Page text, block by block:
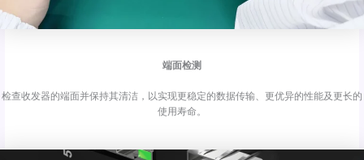
端面检测
检查收发器的端面并保持其清洁，以实现更稳定的数据传输、更优异的性能及更长的
使用寿命。